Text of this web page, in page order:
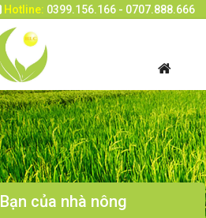
Hotline: 0399.156.166 - 0707.888.666
Bạn của nhà nông